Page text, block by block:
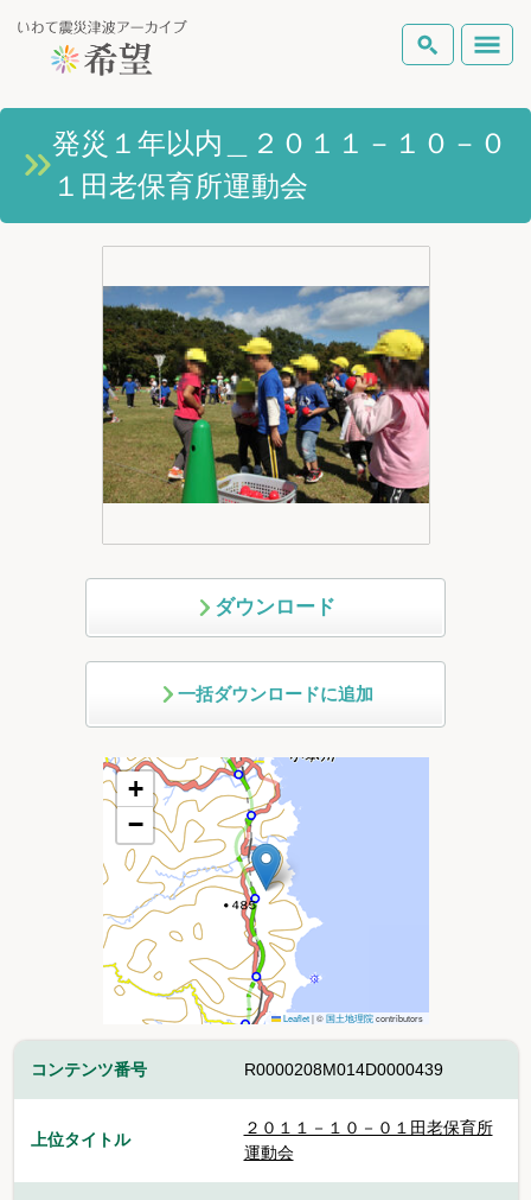
いわて震災津波アーカイブとは
岩手県の被害状況
ピックアップコンテンツ
Foreign Laguage
検索
発災１年以内＿２０１１－１０－０
１田老保育所運動会
ダウンロード
一括ダウンロードに追加
+
−
Leaflet |©国土地理院contributors
コンテンツ番号 R0000208M014D0000439
上位タイトル
２０１１－１０－０１田老保育所
運動会